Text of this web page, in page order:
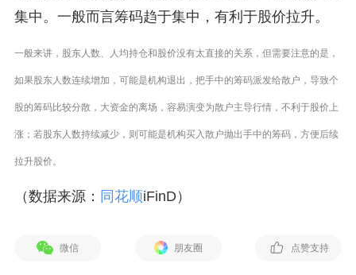
集中。一般而言筹码趋于集中，有利于股价拉升。
一般来讲，股东人数、人均持仓和股价没有太直接的关系，但需要注意的是，
如果股东人数连续增加，可能是机构退出，把手中的筹码派发给散户，导致个
股的筹码比较分散，大资金的离场，容易演变为散户主导行情，不利于股价上
涨；若股东人数持续减少，则可能是机构买入散户抛出手中的筹码，方便后续
拉升股价。
（数据来源： 同花顺iFinD）
微信 朋友圈 点赞支持